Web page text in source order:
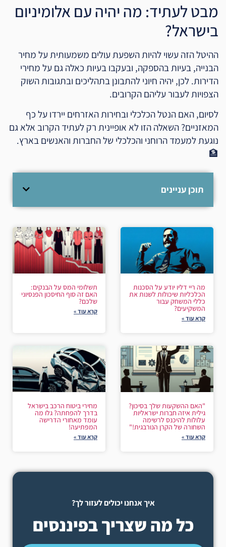
מבט לעתיד: מה יהיה עם אלומיניום
בישראל?
ההיטל הזה עשוי להיות השפעת עולים משמעותית על מחיר
הבנייה, בעיות בהספקה, ובעקבו בעיות כאלה גם על מחירי
הדירות. לכן, יהיה חיוני להתבונן בתהליכים ובתגובות השוק
הצפויות לעבור עליהם הקרובים.
לסיום, האם הנטל הכלכלי ובחירות האזרחים יירדו על כף
המאזניים? השאלה הזו לא אופיינית רק לעתיד הקרוב אלא גם
נוגעת למעמד הרוחני והכלכלי של החברות והאנשים בארץ.
🏦
תוכן עניינים
מה ריי דליו יודע על הסכנות
הכלכליות שיכולות לשנות את
כללי המשחק עבור
המשקיעים?
קרא עוד »
תשלומי המס על הבנקים:
האם זה סוף החיסכון הפנסיוני
שלכם?
קרא עוד »
"האם ההשקעות שלך בסיכון?
גילית איזה חברות ישראליות
עלולות להיכנס לרשימה
השחורה של הקרן הנורבגית!"
קרא עוד »
מחירי ביטוח הרכב בישראל
בדרך להפחתה? גלו מה
עומד מאחורי הדרישה
המפתיעה!
קרא עוד »
איך אנחנו יכולים לעזור לך?
כל מה שצריך בפיננסים